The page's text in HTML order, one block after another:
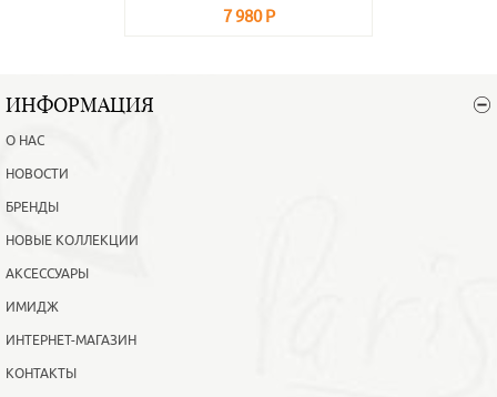
7 980 Р
ИНФОРМАЦИЯ
О НАС
НОВОСТИ
БРЕНДЫ
НОВЫЕ КОЛЛЕКЦИИ
АКСЕССУАРЫ
ИМИДЖ
ИНТЕРНЕТ-МАГАЗИН
КОНТАКТЫ